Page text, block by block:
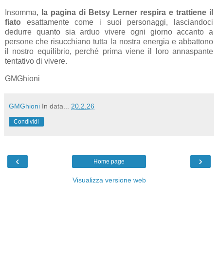
Insomma,
la pagina di Betsy Lerner respira e trattiene il
fiato esattamente come i suoi personaggi, lasciandoci
dedurre quanto sia arduo vivere ogni giorno accanto a
persone che risucchiano tutta la nostra energia e abbattono
il nostro equilibrio, perché prima viene il loro annaspante
tentativo di vivere.
GMGhioni
GMGhioni In data... 20.2.26
Condividi
‹ ›
Home page
Visualizza versione web